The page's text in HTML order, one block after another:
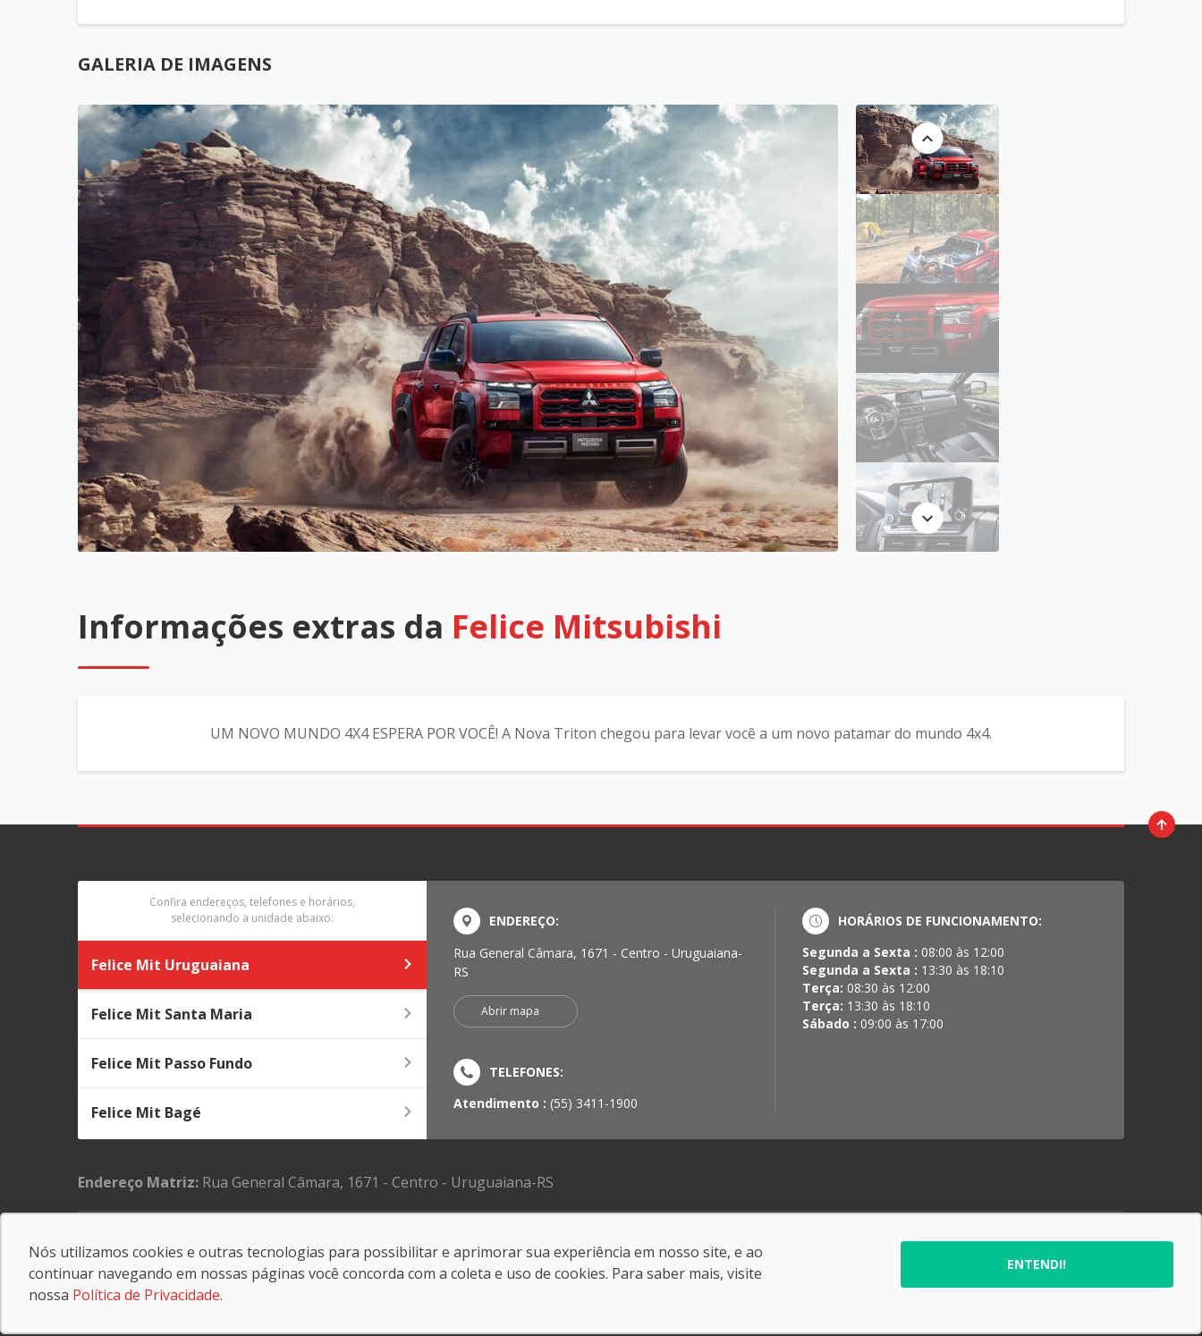
GALERIA DE IMAGENS
Informações extras da Felice Mitsubishi
UM NOVO MUNDO 4X4 ESPERA POR VOCÊ! A Nova Triton chegou para levar você a um novo patamar do mundo 4x4.
Confira endereços, telefones e horários,
selecionando a unidade abaixo:
Felice Mit Uruguaiana
Felice Mit Santa Maria
Felice Mit Passo Fundo
Felice Mit Bagé
ENDEREÇO:
Rua General Câmara, 1671 - Centro - Uruguaiana-
RS
Abrir mapa
TELEFONES:
Atendimento : (55) 3411-1900
HORÁRIOS DE FUNCIONAMENTO:
Segunda a Sexta : 08:00 às 12:00
Segunda a Sexta : 13:30 às 18:10
Terça: 08:30 às 12:00
Terça: 13:30 às 18:10
Sábado : 09:00 às 17:00
Endereço Matriz: Rua General Câmara, 1671 - Centro - Uruguaiana-RS
© Copyright 2026-AutoForce - Todos os direitos reservados.
Confira a nossaPolítica de privacidade.
SIGA-NOS:
Nós utilizamos cookies e outras tecnologias para possibilitar e aprimorar sua experiência em nosso site, e ao
continuar navegando em nossas páginas você concorda com a coleta e uso de cookies. Para saber mais, visite
nossa Política de Privacidade.
ENTENDI!